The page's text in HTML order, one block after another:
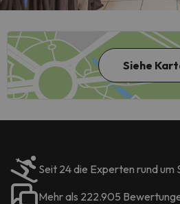
Siehe
Seit 24 die Experten rund um
Mehr als 222.905